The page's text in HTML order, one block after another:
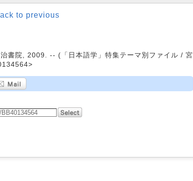
to previous
書院, 2009. -- (「日本語学」特集テーマ別ファイル / 宮